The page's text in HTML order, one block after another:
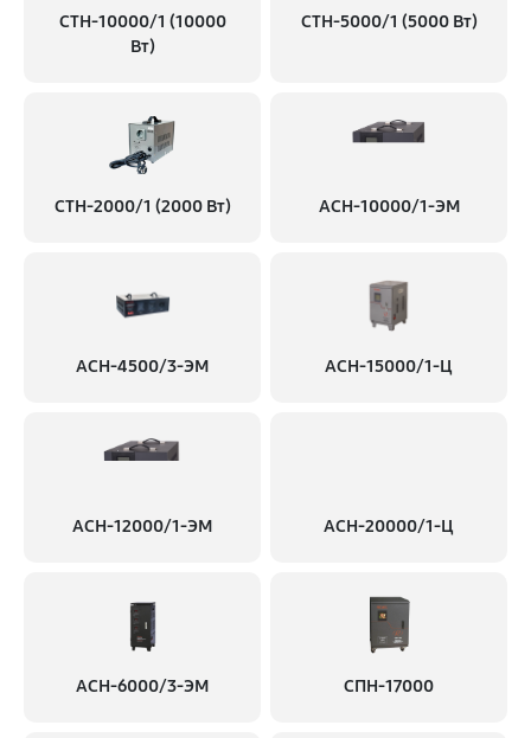
СТН-10000/1 (10000
Вт)
СТН-5000/1 (5000 Вт)
СТН-2000/1 (2000 Вт) АСН-10000/1-ЭМ
АСН-4500/3-ЭМ АСН-15000/1-Ц
АСН-12000/1-ЭМ АСН-20000/1-Ц
АСН-6000/3-ЭМ СПН-17000